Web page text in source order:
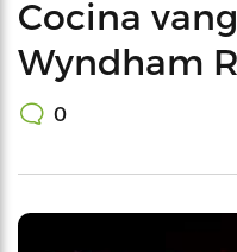
Cocina
Wyndham
0